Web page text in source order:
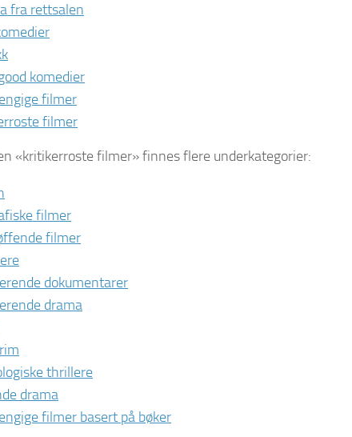
fra rettsalen
komedier
filmer
filmer
«kritikerroste filmer» finnes flere underkategorier:
filmer
filmer
dokumentarer
drama
thrillere
drama
filmer basert på bøker